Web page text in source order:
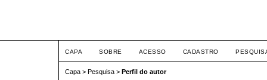
CAPA SOBRE ACESSO CADASTRO
Capa > Pesquisa > Perfil do autor